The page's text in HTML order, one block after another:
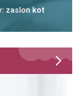
zaslon kot